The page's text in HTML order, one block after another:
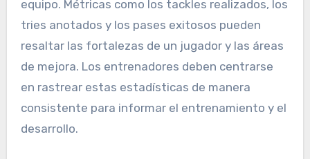
equipo. Métricas como los tackles realizados, los
tries anotados y los pases exitosos pueden
resaltar las fortalezas de un jugador y las áreas
de mejora. Los entrenadores deben centrarse
en rastrear estas estadísticas de manera
consistente para informar el entrenamiento y el
desarrollo.